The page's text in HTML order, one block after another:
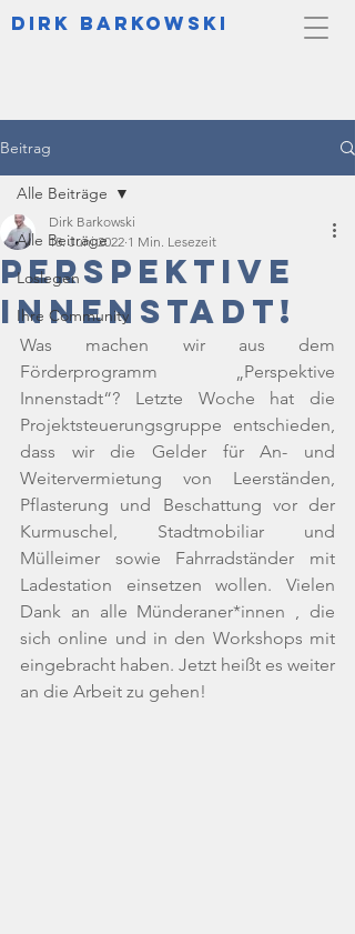
DIrk Barkowski
Beitrag
Alle Beiträge
Loslegen
Ihre Community
Alle Beiträge
Perspektive
Innenstadt!
Dirk Barkowski
18. Juni 2022 1 Min. Lesezeit
Was machen wir aus dem
Förderprogramm „Perspektive
Innenstadt“? Letzte Woche hat die
Projektsteuerungsgruppe entschieden,
dass wir die Gelder für An- und
Weitervermietung von Leerständen,
Pflasterung und Beschattung vor der
Kurmuschel, Stadtmobiliar und
Mülleimer sowie Fahrradständer mit
Ladestation einsetzen wollen. Vielen
Dank an alle Münderaner*innen , die
sich online und in den Workshops mit
eingebracht haben. Jetzt heißt es weiter
an die Arbeit zu gehen!